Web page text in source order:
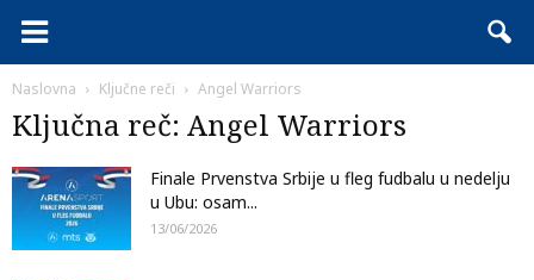
Naslovna Ključne reči Angel Warriors
Ključna reč: Angel Warriors
Finale Prvenstva Srbije u fleg fudbalu u nedelju
u Ubu: osam...
13/06/2026